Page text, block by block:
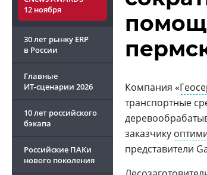
12 ноября
30 лет рынку ERP
в России
Главные
ИТ-сценарии 2026
10 лет российского
бэкапа
Российские ПАКи
нового поколения
Компания «
транспортные
заказчику
представители